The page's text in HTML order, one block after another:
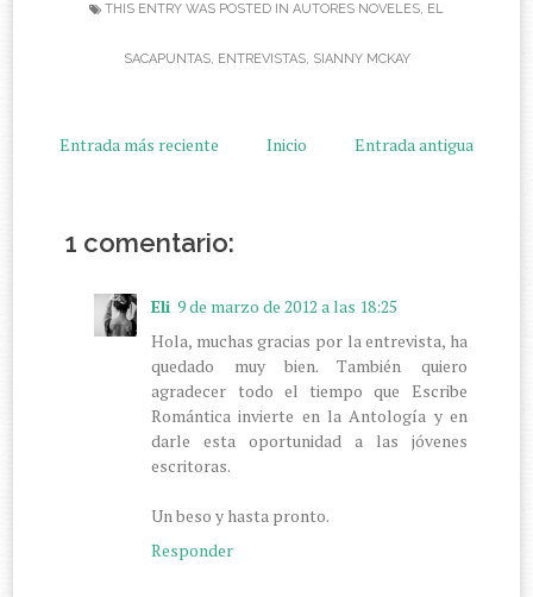
THIS ENTRY WAS POSTED IN AUTORES NOVELES, EL
SACAPUNTAS, ENTREVISTAS, SIANNY MCKAY
Entrada más reciente Entrada antigua
Inicio
1 comentario:
Eli 9 de marzo de 2012 a las 18:25
Hola, muchas gracias por la entrevista, ha
quedado muy bien. También quiero
agradecer todo el tiempo que Escribe
Romántica invierte en la Antología y en
darle esta oportunidad a las jóvenes
escritoras.
Un beso y hasta pronto.
Responder